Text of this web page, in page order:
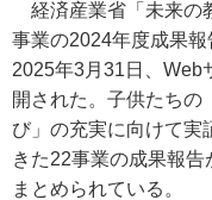
経済産業省「未来の
事業の2024年度成果報
2025年3月31日、Web
開された。子供たちの
び」の充実に向けて実
きた22事業の成果報告
まとめられている。